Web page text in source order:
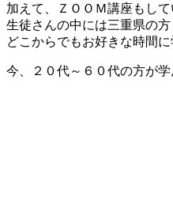
加えて、ＺＯＯＭ講座もして
生徒さんの中には三重県の方
どこからでもお好きな時間に
今、２０代～６０代の方が学